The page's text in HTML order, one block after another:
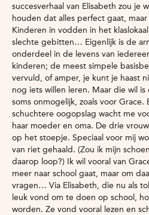
succesverhaal van Elisabeth zou je
houden dat alles perfect gaat,
Kinderen in vodden in het
slechte gebitten… Eigenlijk is de
onderdeel in de levens van
kinderen; de meest simpele
vervuld, of amper, je kunt je haast
nog iets willen leren. Maar die wil
soms onmogelijk, zoals voor
schuchtere oogopslag wacht me
haar moeder en oma. De drie
op het stoepje. Speciaal voor mij
van riet gehaald. (Zou ik mijn
daarop loop?) Ik wil vooral van
meer naar school gaat, maar om
vragen… Via Elisabeth, die nu als
leuk vond om te doen op school,
worden. Ze vond vooral lezen en